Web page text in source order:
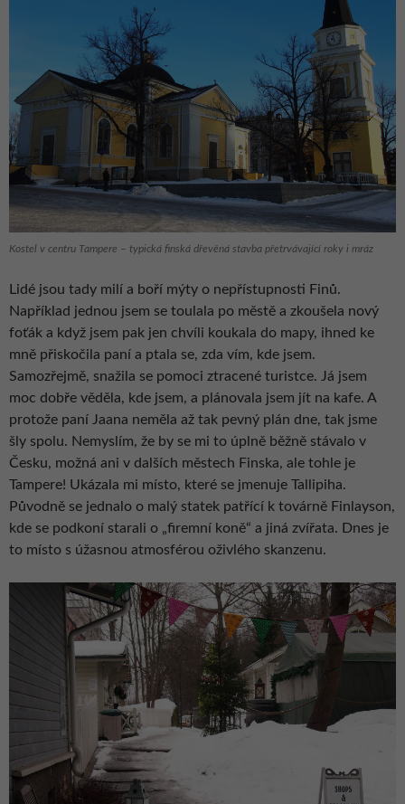
Kostel v centru Tampere – typická finská dřevěná stavba přetrvávající roky i mráz
Lidé jsou tady milí a boří mýty o nepřístupnosti Finů.
Například jednou jsem se toulala po městě a zkoušela nový
foťák a když jsem pak jen chvíli koukala do mapy, ihned ke
mně přiskočila paní a ptala se, zda vím, kde jsem.
Samozřejmě, snažila se pomoci ztracené turistce. Já jsem
moc dobře věděla, kde jsem, a plánovala jsem jít na kafe. A
protože paní Jaana neměla až tak pevný plán dne, tak jsme
šly spolu. Nemyslím, že by se mi to úplně běžně stávalo v
Česku, možná ani v dalších městech Finska, ale tohle je
Tampere! Ukázala mi místo, které se jmenuje Tallipiha.
Původně se jednalo o malý statek patřící k továrně Finlayson,
kde se podkoní starali o „firemní koně“ a jiná zvířata. Dnes je
to místo s úžasnou atmosférou oživlého skanzenu.